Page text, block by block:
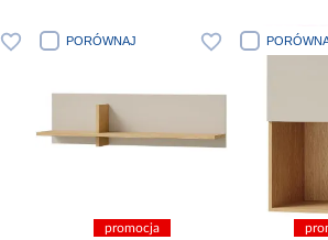
PORÓWNAJ
promocja